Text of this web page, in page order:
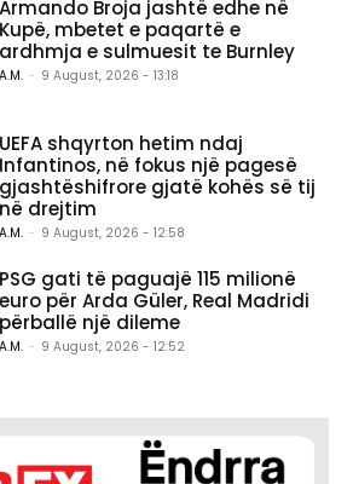
Armando Broja jashtë edhe në
Kupë, mbetet e paqartë e
ardhmja e sulmuesit te Burnley
A.M. - 9 August, 2026 - 13:18
UEFA shqyrton hetim ndaj
Infantinos, në fokus një pagesë
gjashtëshifrore gjatë kohës së tij
në drejtim
A.M. - 9 August, 2026 - 12:58
PSG gati të paguajë 115 milionë
euro për Arda Güler, Real Madridi
përballë një dileme
A.M. - 9 August, 2026 - 12:52